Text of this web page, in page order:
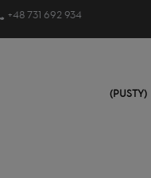
+48 731 692 934
(PUSTY)